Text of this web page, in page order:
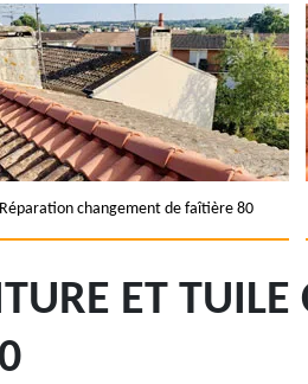
Réparation changement de faîtière 80
ET TUILE